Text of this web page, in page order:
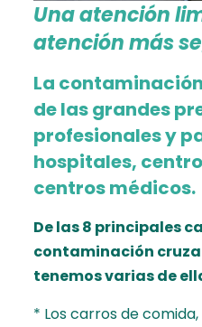
Una atención
atención más
La
de las grandes
profesionales y
hospitales,
centros médicos.
De las 8 principales
contaminación
tenemos varias de
* Los carros de